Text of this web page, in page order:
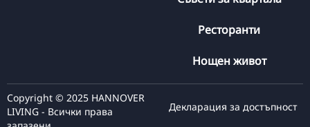
Ресторанти
Нощен живот
Copyright © 2025 HANNOVER
LIVING - Всички права
Декларация за достъпност